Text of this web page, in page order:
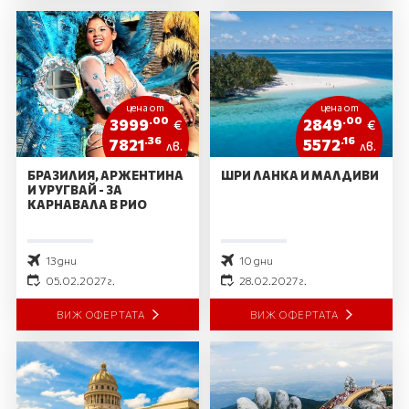
цена от
3999 .00 €
7821.36 лв.
БРАЗИЛИЯ, АРЖЕНТИНА
И УРУГВАЙ - ЗА
КАРНАВАЛА В РИО
13 дни
05.02.2027 г.
ВИЖ ОФЕРТАТА
цена от
2849 .00 €
5572.16 лв.
ШРИ ЛАНКА И МАЛДИВИ
10 дни
28.02.2027 г.
ВИЖ ОФЕРТАТА